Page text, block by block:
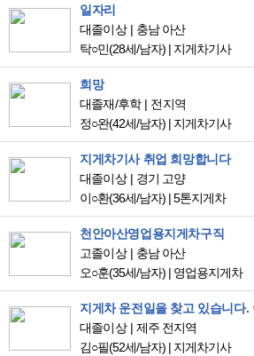
일자리
대졸이상
충남 아산
탁○민(28세/남자) | 지게차기사
희망
대졸재/후학
전지역
정○완(42세/남자) | 지게차기사
지게차기사 취업 희망합니다
대졸이상
경기 고양
이○환(36세/남자) |5톤지게차
천안아산영업용지게차구직
고졸이상
충남 아산
오○훈(35세/남자) | 영업용지게차
대졸이상
제주 전지역
김○필(52세/남자) | 지게차기사